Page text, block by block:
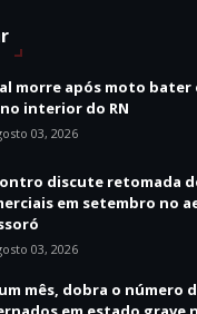
morre após moto bater
no interior do RN
03, 2026
discute retomada
em setembro no
03, 2026
mês, dobra o número